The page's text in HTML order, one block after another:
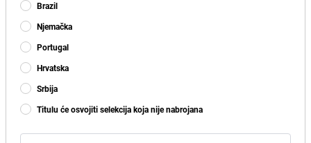
Brazil
Njemačka
Portugal
Hrvatska
Srbija
Titulu će osvojiti selekcija koja nije nabrojana